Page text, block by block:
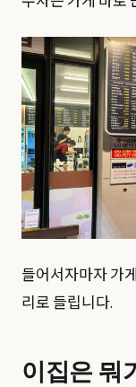
들어서자마자 가
리로 들립니다.
이집은 뭐